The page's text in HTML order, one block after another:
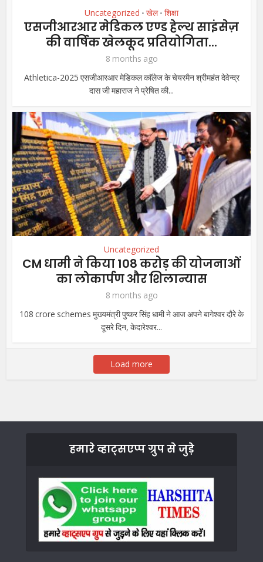
Uncategorized • खेल • शिक्षा
एसजीआरआर मेडिकल एण्ड हेल्थ साइंसेज़
की वार्षिक खेलकूद प्रतियोगिता...
8 months ago
Athletica-2025 एसजीआरआर मेडिकल काॅलेज के चेयरमैन श्रीमहंत देवेन्द्र
दास जी महाराज ने प्रेषित की...
Uncategorized
CM धामी ने किया 108 करोड़ की योजनाओं
का लोकार्पण और शिलान्यास
8 months ago
108 crore schemes मुख्यमंत्री पुष्कर सिंह धामी ने आज अपने बागेश्वर दौरे के
दूसरे दिन, केदारेश्वर...
Load more
हमारे व्हाट्सएप्प ग्रुप से जुड़े